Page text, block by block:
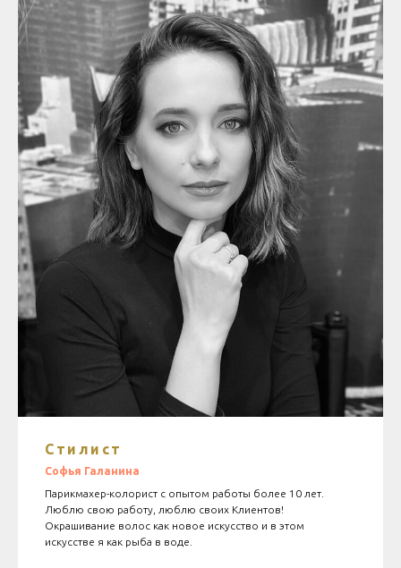
Стилист
Софья Галанина
Парикмахер-колорист с опытом работы более 10 лет.
Люблю свою работу, люблю своих Клиентов!
Окрашивание волос как новое искусство и в этом
искусстве я как рыба в воде.